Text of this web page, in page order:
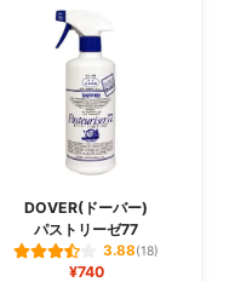
DOVER(ドーバー)
パストリーゼ77
3.88(18)
¥740